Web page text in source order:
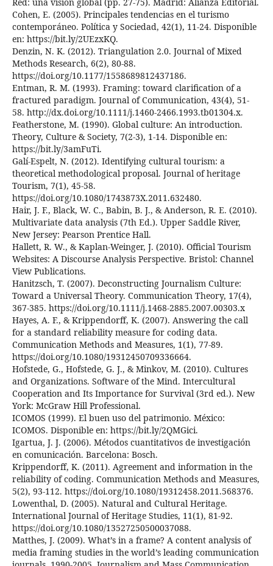
Cohen, E. (2005). Principales tendencias en el turismo
contemporáneo. Política y Sociedad, 42(1), 11-24. Disponible
en: https://bit.ly/2UEzxKQ.
Denzin, N. K. (2012). Triangulation 2.0. Journal of Mixed
Methods Research, 6(2), 80-88.
https://doi.org/10.1177/1558689812437186.
Entman, R. M. (1993). Framing: toward clarification of a
fractured paradigm. Journal of Communication, 43(4), 51-
58. http://dx.doi.org/10.1111/j.1460-2466.1993.tb01304.x.
Featherstone, M. (1990). Global culture: An introduction.
Theory, Culture & Society, 7(2-3), 1-14. Disponible en:
https://bit.ly/3amFuTi.
Galí-Espelt, N. (2012). Identifying cultural tourism: a
theoretical methodological proposal. Journal of heritage
Tourism, 7(1), 45-58.
https://doi.org/10.1080/1743873X.2011.632480.
Hair, J. F., Black, W. C., Babin, B. J., & Anderson, R. E. (2010).
Multivariate data analysis (7th Ed.). Upper Saddle River,
New Jersey: Pearson Prentice Hall.
Hallett, R. W., & Kaplan-Weinger, J. (2010). Official Tourism
Websites: A Discourse Analysis Perspective. Bristol: Channel
View Publications.
Hanitzsch, T. (2007). Deconstructing Journalism Culture:
Toward a Universal Theory. Communication Theory, 17(4),
367-385. https://doi.org/10.1111/j.1468-2885.2007.00303.x
Hayes, A. F., & Krippendorff, K. (2007). Answering the call
for a standard reliability measure for coding data.
Communication Methods and Measures, 1(1), 77-89.
https://doi.org/10.1080/19312450709336664.
Hofstede, G., Hofstede, G. J., & Minkov, M. (2010). Cultures
and Organizations. Software of the Mind. Intercultural
Cooperation and Its Importance for Survival (3rd ed.). New
York: McGraw Hill Professional.
ICOMOS (1999). El buen uso del patrimonio. México:
ICOMOS. Disponible en: https://bit.ly/2QMGici.
Igartua, J. J. (2006). Métodos cuantitativos de investigación
en comunicación. Barcelona: Bosch.
Krippendorff, K. (2011). Agreement and information in the
reliability of coding. Communication Methods and Measures,
5(2), 93-112. https://doi.org/10.1080/19312458.2011.568376.
Lowenthal, D. (2005). Natural and Cultural Heritage.
International Journal of Heritage Studies, 11(1), 81-92.
https://doi.org/10.1080/13527250500037088.
Matthes, J. (2009). What’s in a frame? A content analysis of
media framing studies in the world’s leading communication